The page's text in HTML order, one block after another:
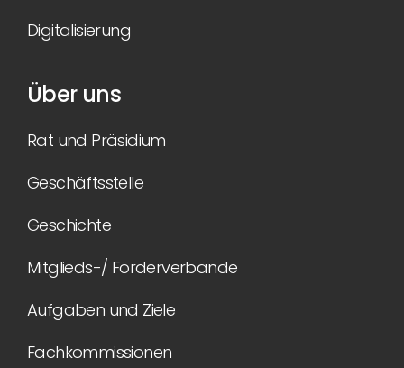
Digitalisierung
Über uns
Rat und Präsidium
Geschäftsstelle
Geschichte
Mitglieds-/ Förderverbände
Aufgaben und Ziele
Fachkommissionen